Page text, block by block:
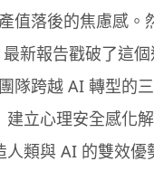
值落後的焦慮感。
新報告戳破了這
隊跨越 AI 轉型的
建立心理安全感化
人類與 AI 的雙效